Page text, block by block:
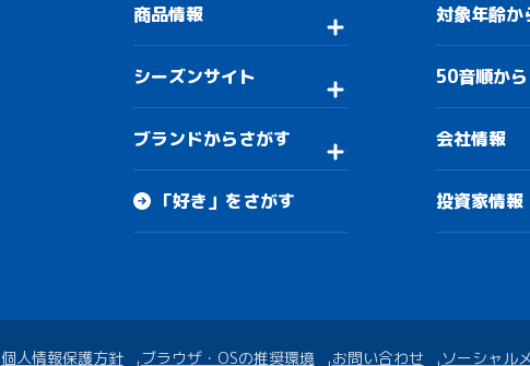
商品情報
シーズンサイト
ブランドからさがす
「好き」をさがす
対象年齢か
50音順か
会社情報
投資家情報
個人情報保護方針 ブラウザ・OSの推奨環境 お問い合わせ ソーシャル